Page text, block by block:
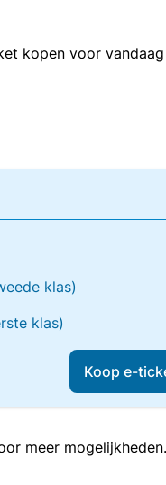
kopen voor
klas)
klas)
Koop e-
meer mogelijkheden.